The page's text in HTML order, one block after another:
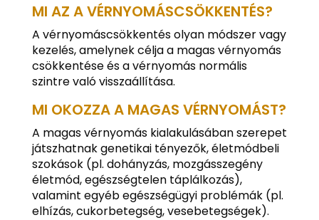
MI AZ A VÉRNYOMÁSCSÖKKENTÉS?
A vérnyomáscsökkentés olyan módszer vagy
kezelés, amelynek célja a magas vérnyomás
csökkentése és a vérnyomás normális
szintre való visszaállítása.
MI OKOZZA A MAGAS VÉRNYOMÁST?
A magas vérnyomás kialakulásában szerepet
játszhatnak genetikai tényezők, életmódbeli
szokások (pl. dohányzás, mozgásszegény
életmód, egészségtelen táplálkozás),
valamint egyéb egészségügyi problémák (pl.
elhízás, cukorbetegség, vesebetegségek).